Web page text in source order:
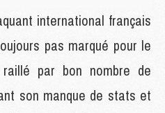
international français
pas marqué pour le
par bon nombre de
son manque de stats et